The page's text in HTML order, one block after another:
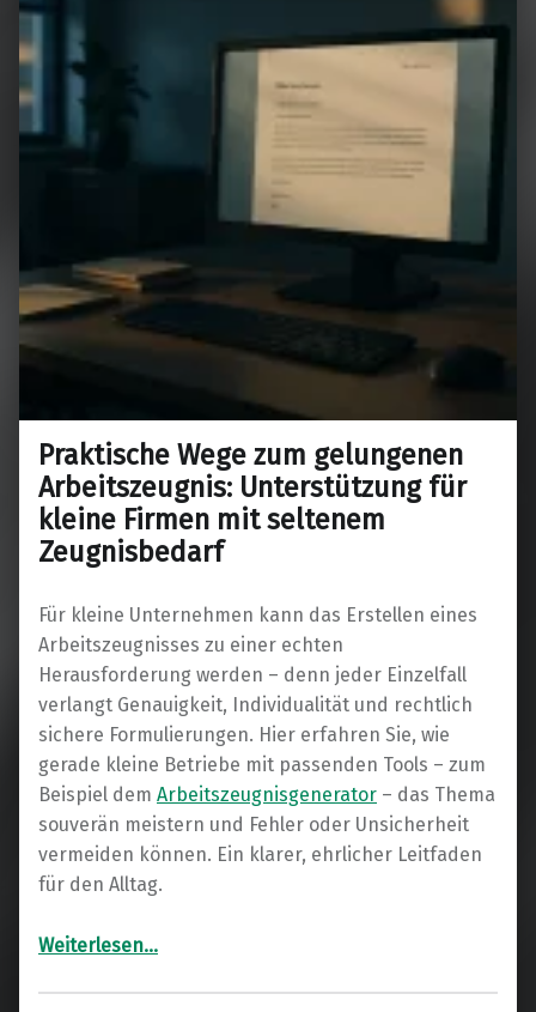
Praktische Wege zum gelungenen
Arbeitszeugnis: Unterstützung für
kleine Firmen mit seltenem
Zeugnisbedarf
Für kleine Unternehmen kann das Erstellen eines
Arbeitszeugnisses zu einer echten
Herausforderung werden – denn jeder Einzelfall
verlangt Genauigkeit, Individualität und rechtlich
sichere Formulierungen. Hier erfahren Sie, wie
gerade kleine Betriebe mit passenden Tools – zum
Beispiel dem Arbeitszeugnisgenerator – das Thema
souverän meistern und Fehler oder Unsicherheit
vermeiden können. Ein klarer, ehrlicher Leitfaden
für den Alltag.
Weiterlesen“Praktische Wege zum gelungenen Arbeitszeugnis: Unterstützung für kleine Firmen mit seltenem Zeugnisbedarf”
…